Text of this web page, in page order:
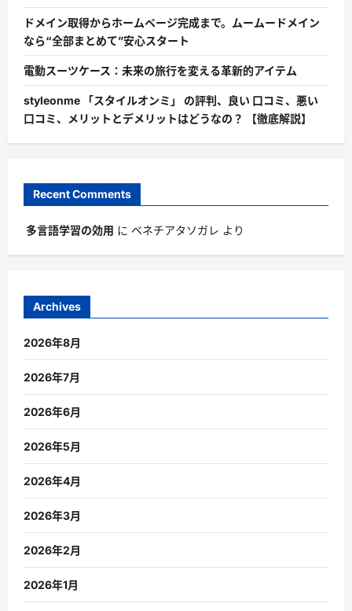
ドメイン取得からホームページ完成まで。ムームードメイン
なら“全部まとめて”安心スタート
電動スーツケース：未来の旅行を変える革新的アイテム
styleonme 「スタイルオンミ」 の評判、良い 口コミ、悪い
口コミ、メリットとデメリットはどうなの？ 【徹底解説】
Recent Comments
多言語学習の効用 に ベネチアタソガレ より
Archives
2026年8月
2026年7月
2026年6月
2026年5月
2026年4月
2026年3月
2026年2月
2026年1月